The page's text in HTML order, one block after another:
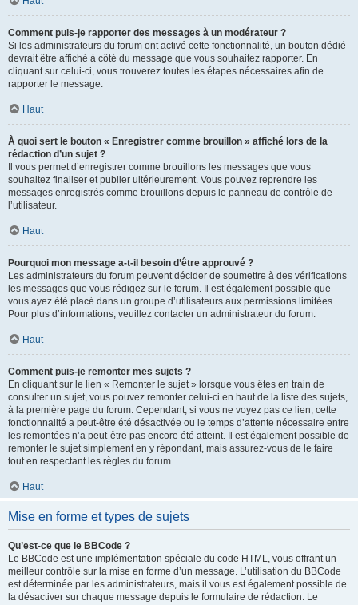
Comment puis-je rapporter des messages à un modérateur ?
Si les administrateurs du forum ont activé cette fonctionnalité, un bouton dédié
devrait être affiché à côté du message que vous souhaitez rapporter. En
cliquant sur celui-ci, vous trouverez toutes les étapes nécessaires afin de
rapporter le message.
Haut
À quoi sert le bouton « Enregistrer comme brouillon » affiché lors de la
rédaction d’un sujet ?
Il vous permet d’enregistrer comme brouillons les messages que vous
souhaitez finaliser et publier ultérieurement. Vous pouvez reprendre les
messages enregistrés comme brouillons depuis le panneau de contrôle de
l’utilisateur.
Haut
Pourquoi mon message a-t-il besoin d’être approuvé ?
Les administrateurs du forum peuvent décider de soumettre à des vérifications
les messages que vous rédigez sur le forum. Il est également possible que
vous ayez été placé dans un groupe d’utilisateurs aux permissions limitées.
Pour plus d’informations, veuillez contacter un administrateur du forum.
Haut
Comment puis-je remonter mes sujets ?
En cliquant sur le lien « Remonter le sujet » lorsque vous êtes en train de
consulter un sujet, vous pouvez remonter celui-ci en haut de la liste des sujets,
à la première page du forum. Cependant, si vous ne voyez pas ce lien, cette
fonctionnalité a peut-être été désactivée ou le temps d’attente nécessaire entre
les remontées n’a peut-être pas encore été atteint. Il est également possible de
remonter le sujet simplement en y répondant, mais assurez-vous de le faire
tout en respectant les règles du forum.
Haut
Mise en forme et types de sujets
Qu’est-ce que le BBCode ?
Le BBCode est une implémentation spéciale du code HTML, vous offrant un
meilleur contrôle sur la mise en forme d’un message. L’utilisation du BBCode
est déterminée par les administrateurs, mais il vous est également possible de
la désactiver sur chaque message depuis le formulaire de rédaction. Le